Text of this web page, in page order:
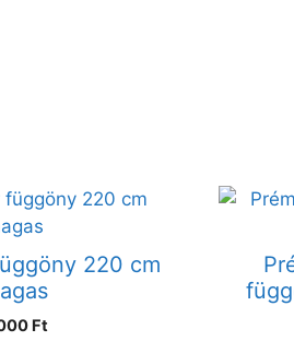
220 cm
Ft